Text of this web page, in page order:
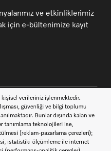
ve etkinliklerimiz
için e-bültenimize kayıt
Müşteri Hizmetleri 444 11 22